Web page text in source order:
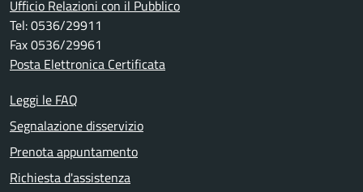
Ufficio Relazioni con il Pubblico
Tel: 0536/29911
Fax 0536/29961
Posta Elettronica Certificata
Leggi le FAQ
Segnalazione disservizio
Prenota appuntamento
Richiesta d'assistenza